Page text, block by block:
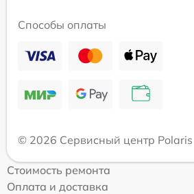
Способы оплаты
© 2026 Сервисный центр Polaris
Стоимость ремонта
Оплата и доставка